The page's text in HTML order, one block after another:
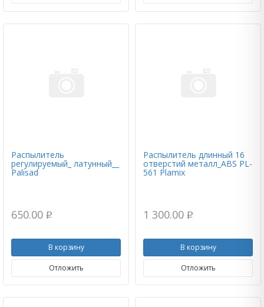
Распылитель
регулируемый_ латунный__
Palisad
650.00 p
В корзину
Отложить
Распылитель длинный 16
отверстий металл_ABS PL-
561 Plamix
1 300.00 p
В корзину
Отложить